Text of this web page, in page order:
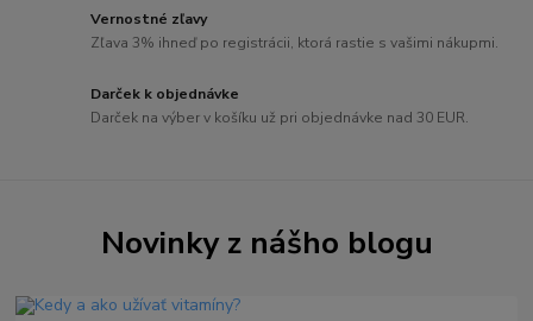
Vernostné zľavy
Zľava 3% ihneď po registrácii, ktorá rastie s vašimi nákupmi.
Darček k objednávke
Darček na výber v košíku už pri objednávke nad 30 EUR.
Novinky z nášho blogu